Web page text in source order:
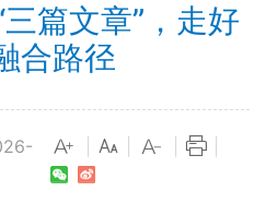
篇文章”，走好
合路径